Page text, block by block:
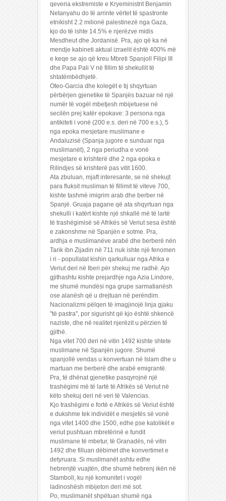
qeveria ekstremiste e Kryeministrit Benjamin
Netanyahu do të arrinte vërtet të spastronte
etnikisht 2.2 milionë palestinezë nga Gaza,
kjo do të ishte 14.5% e njerëzve midis
Mesdheut dhe Jordanisë. Pra, ajo që ka në
mendje kabineti aktual izraelit është 400% më
e keqe se ajo që kreu Mbreti Spanjoll Filipi III
dhe Papa Pali V në fillim të shekullit të
shtatëmbëdhjetë.
Oteo-Garcia dhe kolegët e tij shqyrtuan
përbërjen gjenetike të Spanjës bazuar në një
numër të vogël mbetjesh mbijetuese në
secilën prej katër epokave: 3 persona nga
antikiteti i vonë (200 e.s. deri në 700 e.s.), 5
nga epoka mesjetare muslimane e
Andaluzisë (Spanja jugore e sunduar nga
muslimanët), 2 nga periudha e vonë
mesjetare e krishterë dhe 2 nga epoka e
Rilindjes së krishterë pas vitit 1600.
Ata zbuluan, mjaft interesante, se në shekujt
para fluksit musliman të fillimit të viteve 700,
kishte tashmë imigrim arab dhe berber në
Spanjë. Gruaja pagane që ata shqyrtuan nga
shekulli i katërt kishte një shkallë më të lartë
të trashëgimisë së Afrikës së Veriut sesa është
e zakonshme në Spanjën e sotme. Pra,
ardhja e muslimanëve arabë dhe berberë nën
Tarik ibn Zijadin në 711 nuk ishte një fenomen
i ri - popullatat kishin qarkulluar nga Afrika e
Veriut deri në Iberi për shekuj me radhë. Ajo
gjithashtu kishte prejardhje nga Azia Lindore,
me shumë mundësi nga grupe sarmatianësh
ose alanësh që u drejtuan në perëndim.
Nacionalizmi pëlqen të imagjinojë linja gjaku
"të pastra", por sigurisht që kjo është shkencë
naziste, dhe në realitet njerëzit u përzien të
gjithë.
Nga vitet 700 deri në vitin 1492 kishte shtete
muslimane në Spanjën jugore. Shumë
spanjollë vendas u konvertuan në Islam dhe u
martuan me berberë dhe arabë emigrantë.
Pra, të dhënat gjenetike pasqyrojnë një
trashëgimi më të lartë të Afrikës së Veriut në
këto shekuj deri në veri të Valencias.
Kjo trashëgimi e fortë e Afrikës së Veriut është
e dukshme tek individët e mesjetës së vonë
nga vitet 1400 dhe 1500, edhe pse katolikët e
veriut pushtuan mbretërinë e fundit
muslimane të mbetur, të Granadës, në vitin
1492 dhe filluan dëbimet dhe konvertimet e
detyruara. Si muslimanët ashtu edhe
hebrenjtë vuajtën, dhe shumë hebrenj ikën në
Stamboll, ku një komunitet i vogël
ladinoshësh mbijeton deri më sot.
Po, muslimanët shpëtuan shumë nga